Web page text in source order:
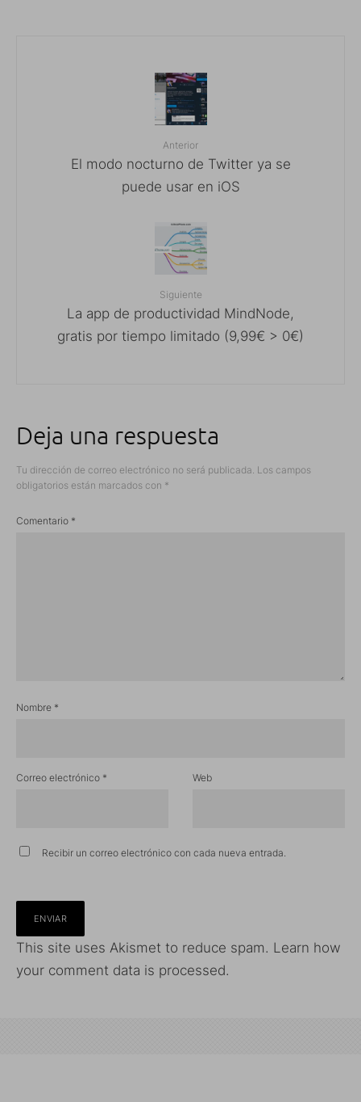
Anterior
El modo nocturno de Twitter ya se
puede usar en iOS
Siguiente
La app de productividad MindNode,
gratis por tiempo limitado (9,99€ > 0€)
Deja una respuesta
Tu dirección de correo electrónico no será publicada. Los campos
obligatorios están marcados con *
Comentario *
Nombre *
Correo electrónico * Web
Recibir un correo electrónico con cada nueva entrada.
This site uses Akismet to reduce spam. Learn how
your comment data is processed.